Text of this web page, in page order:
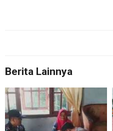
Berita Lainnya